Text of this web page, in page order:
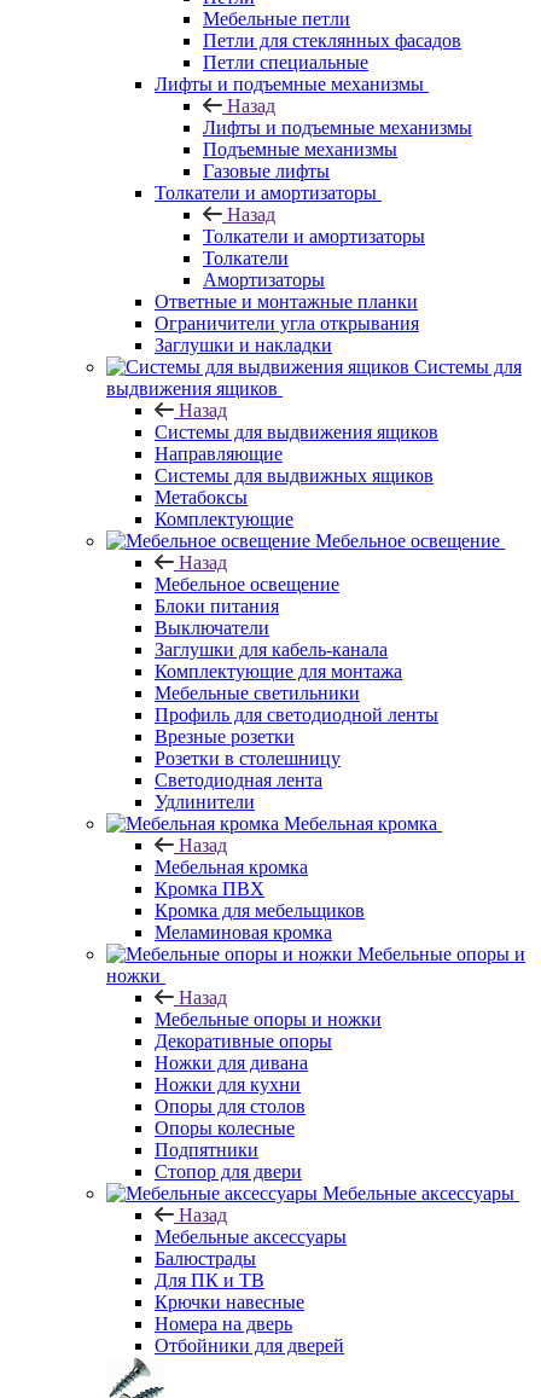
Мебельные петли
Петли для стеклянных фасадов
Петли специальные
Лифты и подъемные механизмы
Назад
Лифты и подъемные механизмы
Подъемные механизмы
Газовые лифты
Толкатели и амортизаторы
Назад
Толкатели и амортизаторы
Толкатели
Амортизаторы
Ответные и монтажные планки
Ограничители угла открывания
Заглушки и накладки
Системы для
выдвижения ящиков
Назад
Системы для выдвижения ящиков
Направляющие
Системы для выдвижных ящиков
Метабоксы
Комплектующие
Мебельное освещение
Назад
Мебельное освещение
Блоки питания
Выключатели
Заглушки для кабель-канала
Комплектующие для монтажа
Мебельные светильники
Профиль для светодиодной ленты
Врезные розетки
Розетки в столешницу
Светодиодная лента
Удлинители
Мебельная кромка
Назад
Мебельная кромка
Кромка ПВХ
Кромка для мебельщиков
Меламиновая кромка
Мебельные опоры и
ножки
Назад
Мебельные опоры и ножки
Декоративные опоры
Ножки для дивана
Ножки для кухни
Опоры для столов
Опоры колесные
Подпятники
Стопор для двери
Мебельные аксессуары
Назад
Мебельные аксессуары
Балюстрады
Для ПК и ТВ
Крючки навесные
Номера на дверь
Отбойники для дверей